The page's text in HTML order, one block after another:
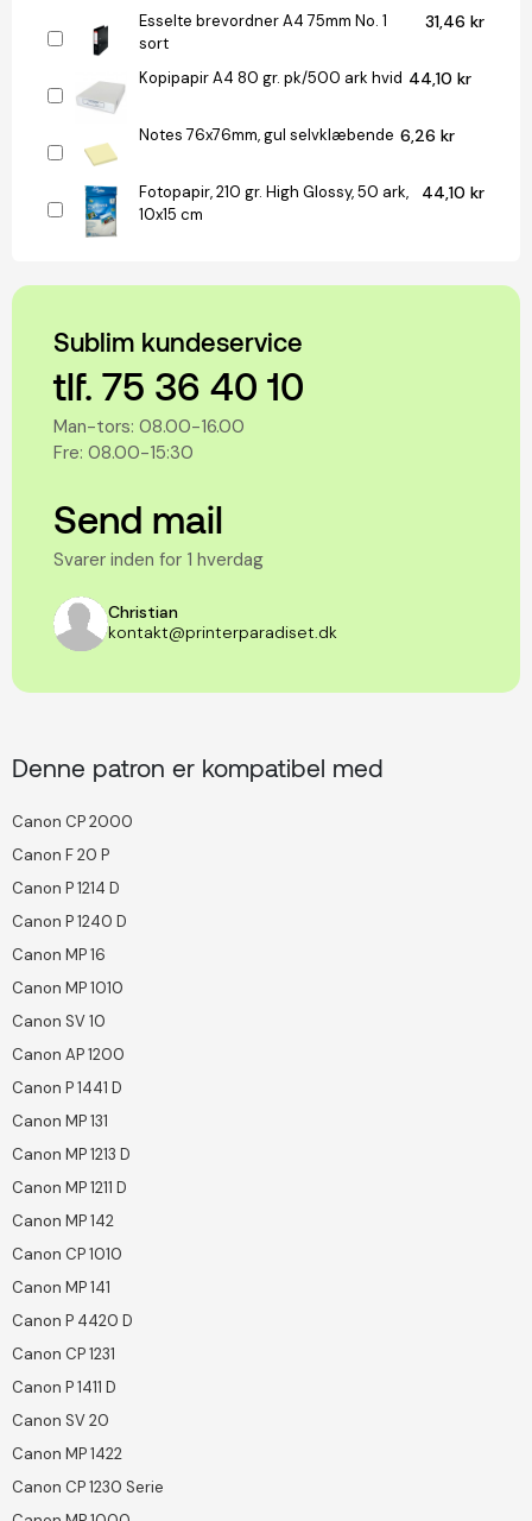
Esselte brevordner A4 75mm No. 1
sort
31,46 kr
Kopipapir A4 80 gr. pk/500 ark hvid 44,10 kr
Notes 76x76mm, gul selvklæbende 6,26 kr
Fotopapir, 210 gr. High Glossy, 50 ark,
10x15 cm
44,10 kr
Sublim kundeservice
tlf. 75 36 40 10
Man-tors: 08.00-16.00
Fre: 08.00-15:30
Send mail
Svarer inden for 1 hverdag
Christian
kontakt@printerparadiset.dk
Denne patron er kompatibel med
Canon CP 2000
Canon F 20 P
Canon P 1214 D
Canon P 1240 D
Canon MP 16
Canon MP 1010
Canon SV 10
Canon AP 1200
Canon P 1441 D
Canon MP 131
Canon MP 1213 D
Canon MP 1211 D
Canon MP 142
Canon CP 1010
Canon MP 141
Canon P 4420 D
Canon CP 1231
Canon P 1411 D
Canon SV 20
Canon MP 1422
Canon CP 1230 Serie